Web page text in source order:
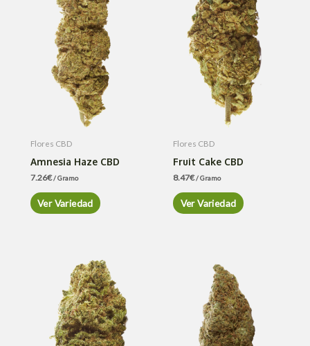
Flores CBD
Amnesia Haze CBD
7.26€/ Gramo
Ver Variedad
Flores CBD
Fruit Cake CBD
8.47€/ Gramo
Ver Variedad